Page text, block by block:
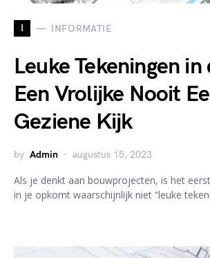
I INFORMATIE
Leuke Tekeningen in
Een Vrolijke Nooit
Geziene Kijk
by Admin augustus 15, 2023
Als je denkt aan bouwprojecten, is het
in je opkomt waarschijnlijk niet “leuke